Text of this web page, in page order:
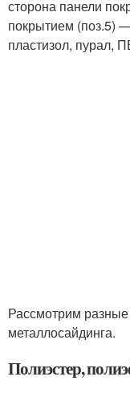
сторона панели
покрытием (поз.5)
пластизол, пурал,
Рассмотрим
металлосайдинга.
Полиэстер,